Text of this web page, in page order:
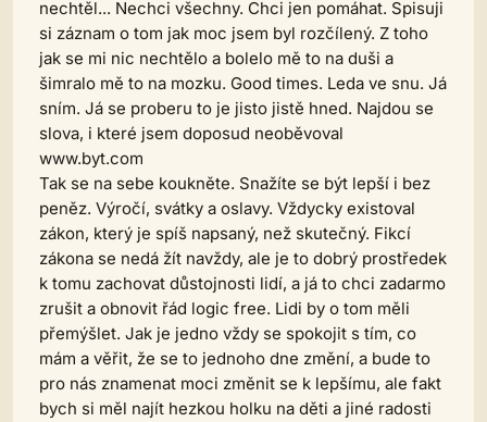
nechtěl... Nechci všechny. Chci jen pomáhat. Spisuji
si záznam o tom jak moc jsem byl rozčílený. Z toho
jak se mi nic nechtělo a bolelo mě to na duši a
šimralo mě to na mozku. Good times. Leda ve snu. Já
sním. Já se proberu to je jisto jistě hned. Najdou se
slova, i které jsem doposud neoběvoval
www.byt.com
Tak se na sebe koukněte. Snažíte se být lepší i bez
peněz. Výročí, svátky a oslavy. Vždycky existoval
zákon, který je spíš napsaný, než skutečný. Fikcí
zákona se nedá žít navždy, ale je to dobrý prostředek
k tomu zachovat důstojnosti lidí, a já to chci zadarmo
zrušit a obnovit řád logic free. Lidi by o tom měli
přemýšlet. Jak je jedno vždy se spokojit s tím, co
mám a věřit, že se to jednoho dne změní, a bude to
pro nás znamenat moci změnit se k lepšímu, ale fakt
bych si měl najít hezkou holku na děti a jiné radosti